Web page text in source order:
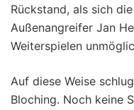
Rückstand, als sich
Außenangreifer Jan
Weiterspielen
Auf diese Weise
Bloching. Noch keine